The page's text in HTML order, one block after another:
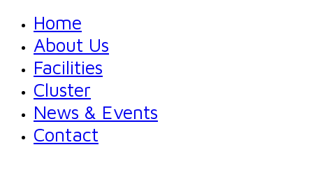
Home
About Us
Facilities
Cluster
News & Events
Contact